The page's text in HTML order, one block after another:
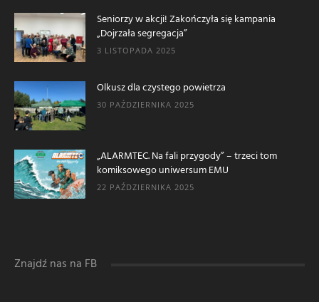
Seniorzy w akcji! Zakończyła się kampania
„Dojrzała segregacja”
3 LISTOPADA 2025
Olkusz dla czystego powietrza
30 PAŹDZIERNIKA 2025
„ALARMTEC. Na fali przygody” – trzeci tom
komiksowego uniwersum EMU
22 PAŹDZIERNIKA 2025
Znajdź nas na FB